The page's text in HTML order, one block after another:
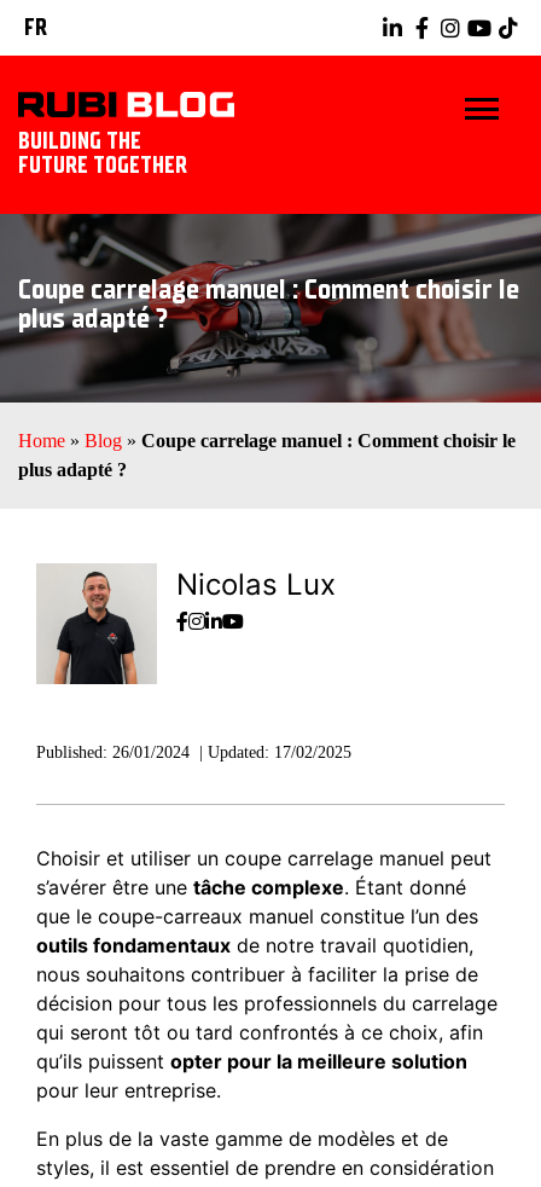
FR
BUILDING THE
FUTURE TOGETHER
BLOG
TRUCS ET ASTUCES
RUBI TOOLS
DÉCOUVREZ RUBI
Coupe carrelage manuel : Comment choisir le
plus adapté ?
Home » Blog » Coupe carrelage manuel : Comment choisir le
plus adapté ?
Nicolas Lux
Published: 26/01/2024 Updated: 17/02/2025
Choisir et utiliser un coupe carrelage manuel peut
s’avérer être une tâche complexe. Étant donné
que le coupe-carreaux manuel constitue l’un des
outils fondamentaux de notre travail quotidien,
nous souhaitons contribuer à faciliter la prise de
décision pour tous les professionnels du carrelage
qui seront tôt ou tard confrontés à ce choix, afin
qu’ils puissent opter pour la meilleure solution
pour leur entreprise.
En plus de la vaste gamme de modèles et de
styles, il est essentiel de prendre en considération